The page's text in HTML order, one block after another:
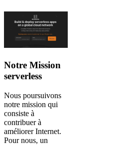
Notre Mission
serverless
Nous poursuivons
notre mission qui
consiste à
contribuer à
améliorer Internet.
Pour nous, un